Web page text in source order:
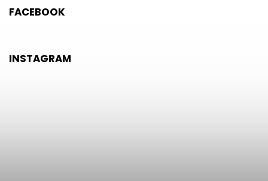
FACEBOOK
INSTAGRAM